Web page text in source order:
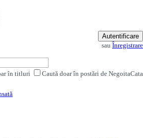
Autentificare
sau Înregistrare
în titluri
Caută doar în postări de NegoitaCata